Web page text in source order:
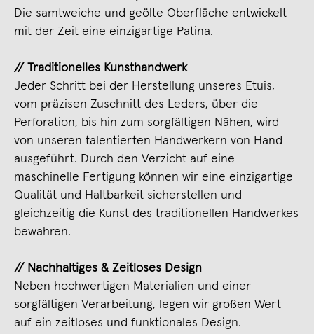
Die samtweiche und geölte Oberfläche entwickelt
mit der Zeit eine einzigartige Patina.
// Traditionelles Kunsthandwerk
Jeder Schritt bei der Herstellung unseres Etuis,
vom präzisen Zuschnitt des Leders, über die
Perforation, bis hin zum sorgfältigen Nähen, wird
von unseren talentierten Handwerkern von Hand
ausgeführt. Durch den Verzicht auf eine
maschinelle Fertigung können wir eine einzigartige
Qualität und Haltbarkeit sicherstellen und
gleichzeitig die Kunst des traditionellen Handwerkes
bewahren.
// Nachhaltiges & Zeitloses Design
Neben hochwertigen Materialien und einer
sorgfältigen Verarbeitung, legen wir großen Wert
auf ein zeitloses und funktionales Design.